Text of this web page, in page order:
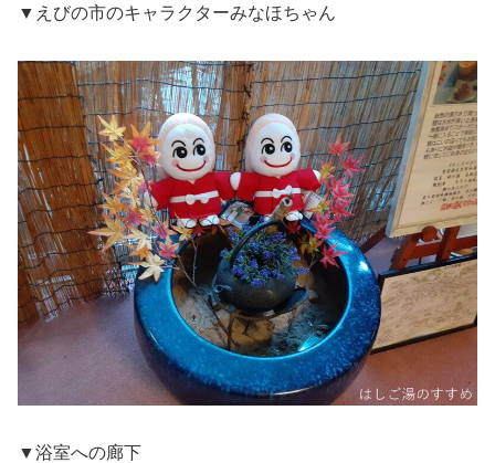
▼えびの市のキャラクターみなほちゃん
▼浴室への廊下